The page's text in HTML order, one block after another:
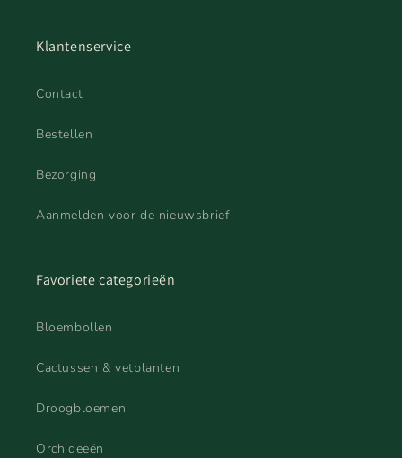
Klantenservice
Contact
Bestellen
Bezorging
Aanmelden voor de nieuwsbrief
Favoriete categorieën
Bloembollen
Cactussen & vetplanten
Droogbloemen
Orchideeën